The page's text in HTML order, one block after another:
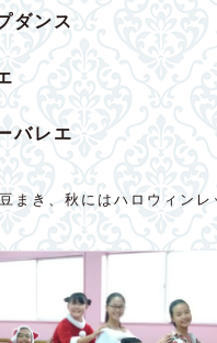
ダンス
バレエ
まき、秋にはハロウィン